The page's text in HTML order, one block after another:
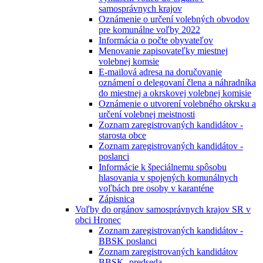
samosprávnych krajov
Oznámenie o určení volebných obvodov
pre komunálne voľby 2022
Informácia o počte obyvateľov
Menovanie zapisovateľky miestnej
volebnej komsie
E-mailová adresa na doručovanie
oznámení o delegovaní člena a náhradníka
do miestnej a okrskovej volebnej komisie
Oznámenie o utvorení volebného okrsku a
určení volebnej meistnosti
Zoznam zaregistrovaných kandidátov -
starosta obce
Zoznam zaregistrovaných kandidátov -
poslanci
Informácie k špeciálnemu spôsobu
hlasovania v spojených komunálnych
voľbách pre osoby v karanténe
Zápisnica
Voľby do orgánov samosprávnych krajov SR v
obci Hronec
Zoznam zaregistrovaných kandidátov -
BBSK poslanci
Zoznam zaregistrovaných kandidátov